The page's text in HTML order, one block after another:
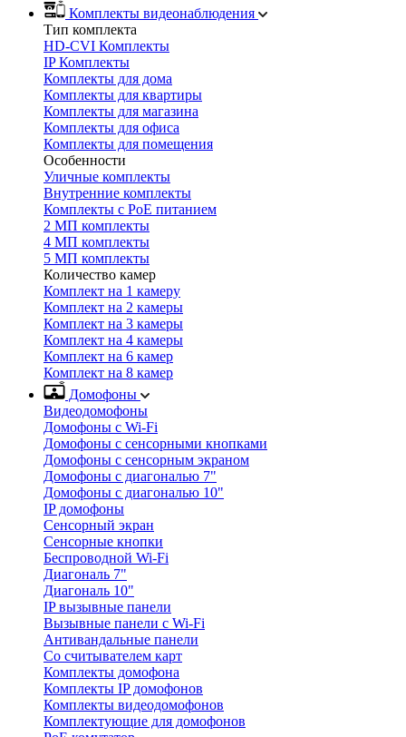
Комплекты видеонаблюдения
Тип комплекта
HD-CVI Комплекты
IP Комплекты
Комплекты для дома
Комплекты для квартиры
Комплекты для магазина
Комплекты для офиса
Комплекты для помещения
Особенности
Уличные комплекты
Внутренние комплекты
Комплекты с PoE питанием
2 МП комплекты
4 МП комплекты
5 МП комплекты
Количество камер
Комплект на 1 камеру
Комплект на 2 камеры
Комплект на 3 камеры
Комплект на 4 камеры
Комплект на 6 камер
Комплект на 8 камер
Домофоны
Видеодомофоны
Домофоны с Wi-Fi
Домофоны с сенсорными кнопками
Домофоны с сенсорным экраном
Домофоны с диагональю 7"
Домофоны с диагональю 10"
IP домофоны
Сенсорный экран
Сенсорные кнопки
Беспроводной Wi-Fi
Диагональ 7"
Диагональ 10"
IP вызывные панели
Вызывные панели с Wi-Fi
Антивандальные панели
Со считывателем карт
Комплекты домофона
Комплекты IP домофонов
Комплекты видеодомофонов
Комплектующие для домофонов